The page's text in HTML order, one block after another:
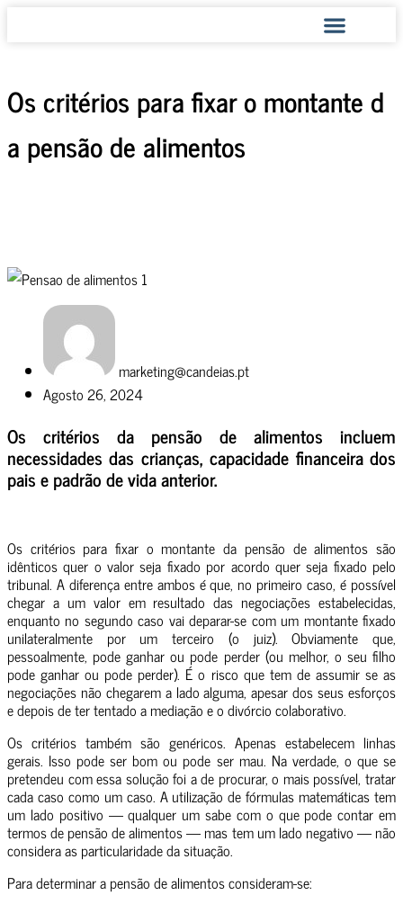
Os critérios para fixar o montante d
a pensão de alimentos
marketing@candeias.pt
Agosto 26, 2024
Os critérios da pensão de alimentos incluem
necessidades das crianças, capacidade financeira dos
pais e padrão de vida anterior.
Os critérios para fixar o montante da pensão de alimentos são
idênticos quer o valor seja fixado por acordo quer seja fixado pelo
tribunal. A diferença entre ambos é que, no primeiro caso, é possível
chegar a um valor em resultado das negociações estabelecidas,
enquanto no segundo caso vai deparar-se com um montante fixado
unilateralmente por um terceiro (o juiz). Obviamente que,
pessoalmente, pode ganhar ou pode perder (ou melhor, o seu filho
pode ganhar ou pode perder). É o risco que tem de assumir se as
negociações não chegarem a lado alguma, apesar dos seus esforços
e depois de ter tentado a mediação e o divórcio colaborativo.
Os critérios também são genéricos. Apenas estabelecem linhas
gerais. Isso pode ser bom ou pode ser mau. Na verdade, o que se
pretendeu com essa solução foi a de procurar, o mais possível, tratar
cada caso como um caso. A utilização de fórmulas matemáticas tem
um lado positivo — qualquer um sabe com o que pode contar em
termos de pensão de alimentos — mas tem um lado negativo — não
considera as particularidade da situação.
Para determinar a pensão de alimentos consideram-se: